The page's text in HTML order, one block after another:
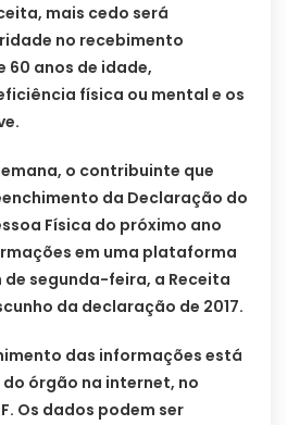
mais cedo será
no recebimento
60 anos de idade,
física ou mental e os
o contribuinte que
da Declaração do
Física do próximo ano
em uma plataforma
de segunda-feira, a Receita
da declaração de 2017.
das informações está
órgão na internet, no
Os dados podem ser